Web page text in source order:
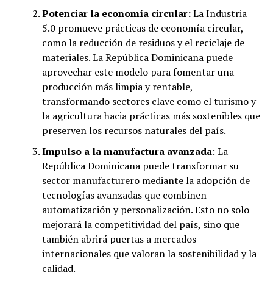
Potenciar la economía circular:La Industria
5.0 promueve prácticas de economía circular,
como la reducción de residuos y el reciclaje de
materiales. La República Dominicana puede
aprovechar este modelo para fomentar una
producción más limpia y rentable,
transformando sectores clave como el turismo y
la agricultura hacia prácticas más sostenibles que
preserven los recursos naturales del país.
Impulso a la manufactura avanzada: La
República Dominicana puede transformar su
sector manufacturero mediante la adopción de
tecnologías avanzadas que combinen
automatización y personalización. Esto no solo
mejorará la competitividad del país, sino que
también abrirá puertas a mercados
internacionales que valoran la sostenibilidad y la
calidad.